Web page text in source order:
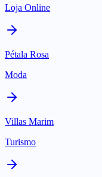
Loja Online
Pétala Rosa
Moda
Villas Marim
Turismo